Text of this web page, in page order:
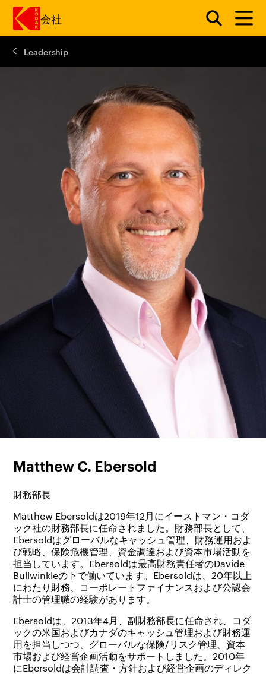
メインコンテンツにスキップ
会社
Leadership
Matthew C. Ebersold
財務部長
Matthew Ebersoldは2019年12月にイーストマン・コダ
ック社の財務部長に任命されました。財務部長として、
Ebersoldはグローバルなキャッシュ管理、財務運用およ
び戦略、保険危機管理、資金調達および資本市場活動を
担当しています。Ebersoldは最高財務責任者のDavide
Bullwinkleの下で働いています。Ebersoldは、20年以上
にわたり財務、コーポレートファイナンスおよび公認会
計士の管理職の経験があります。
Ebersoldは、2013年4月、副財務部長に任命され、コダ
ックの米国およびカナダのキャッシュ管理および財務運
用を担当しつつ、グローバルな保険/リスク管理、資本
市場および経営企画活動をサポートしました。2010年
にEbersoldは会計調査・方針および経営企画のディレク